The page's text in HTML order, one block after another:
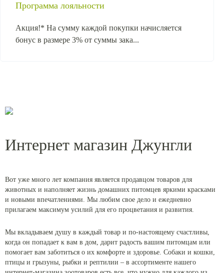
Программа лояльности
Акция!* На сумму каждой покупки начисляется
бонус в размере 3% от суммы зака...
Интернет магазин Джунгли
Вот уже много лет компания является продавцом товаров для
животных и наполняет жизнь домашних питомцев яркими красками
и новыми впечатлениями. Мы любим свое дело и ежедневно
прилагаем максимум усилий для его процветания и развития.
Мы вкладываем душу в каждый товар и по-настоящему счастливы,
когда он попадает к вам в дом, дарит радость вашим питомцам или
помогает вам заботиться о их комфорте и здоровье. Собаки и кошки,
птицы и грызуны, рыбки и рептилии – в ассортименте нашего